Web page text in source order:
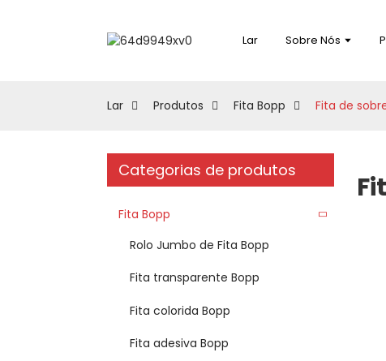
Lar Sobre Nós
Lar Produtos Fita Bopp Fita de
Categorias de produtos
Fita Bopp
Rolo Jumbo de Fita Bopp
Fita transparente Bopp
Fita colorida Bopp
Fita adesiva Bopp